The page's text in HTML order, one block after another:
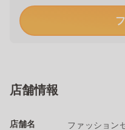
店舗情報
店舗名 ファッション